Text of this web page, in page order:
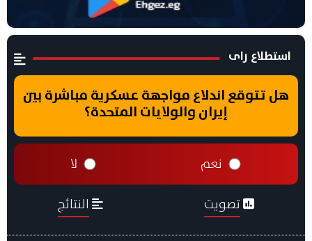
استطلاع راى
هل تتوقع اندلاع مواجهة عسكرية مباشرة بين
إيران والولايات المتحدة؟
نعم لا
تصويت النتائج